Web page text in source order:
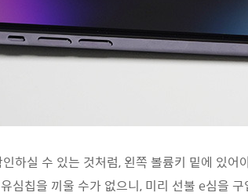
하실 수 있는 것처럼, 왼쪽 볼륨키 밑에 있
심칩을 끼울 수가 없으니, 미리 선불 e심을